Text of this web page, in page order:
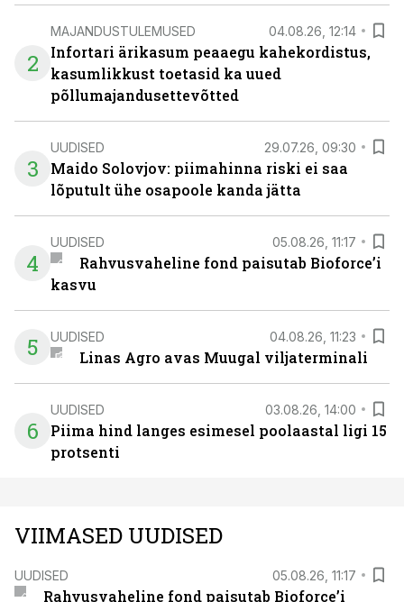
2
MAJANDUSTULEMUSED 04.08.26, 12:14
Infortari ärikasum peaaegu kahekordistus,
kasumlikkust toetasid ka uued
põllumajandusettevõtted
3
UUDISED 29.07.26, 09:30
Maido Solovjov: piimahinna riski ei saa
lõputult ühe osapoole kanda jätta
4
UUDISED 05.08.26, 11:17
Rahvusvaheline fond paisutab Bioforce’i
kasvu
5 UUDISED 04.08.26, 11:23
Linas Agro avas Muugal viljaterminali
6
UUDISED 03.08.26, 14:00
Piima hind langes esimesel poolaastal ligi 15
protsenti
VIIMASED UUDISED
UUDISED 05.08.26, 11:17
Rahvusvaheline fond paisutab Bioforce’i